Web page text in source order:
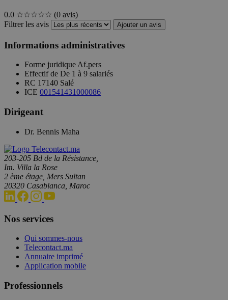
0.0 ☆☆☆☆☆ (0 avis)
Filtrer les avis
Ajouter un avis
Informations administratives
Forme juridique Af.pers
Effectif de De 1 à 9 salariés
RC 17140 Salé
ICE 001541431000086
Dirigeant
Dr. Bennis Maha
203-205 Bd de la Résistance,
Im. Villa la Rose
2 ème étage, Mers Sultan
20320 Casablanca, Maroc
Nos services
Qui sommes-nous
Telecontact.ma
Annuaire imprimé
Application mobile
Professionnels